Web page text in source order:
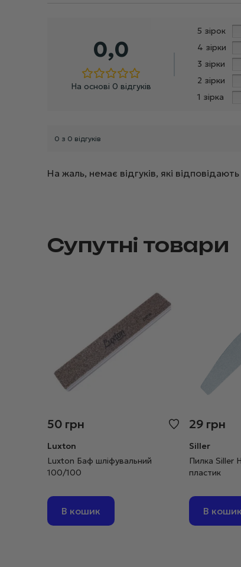
0,0
На основі 0 відгуків
5 зірок
4 зірки
3 зірки
2 зірки
1 зірка
0 з 0 відгуків
На жаль, немає відгуків, які
Супутні товари
50 грн
Luxton
Luxton Баф шліфувальний
100/100
В кошик
29 грн
Siller
Пилка Siller
пластик
В кошик